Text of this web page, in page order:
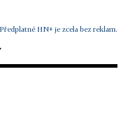
Předplatné HN+ je zcela bez reklam.